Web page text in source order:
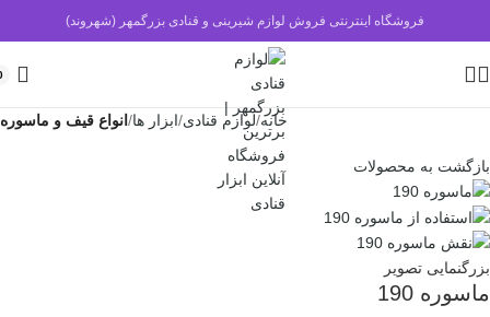
فروشگاه اینترنتی فروش لوازم شیرینی و قنادی بزرگمهر (شهروند)
خانه لوازم قنادی ابزار ها انواع قیف و ماسوره
بازگشت به محصولات
بزرگنمایی تصویر
ماسوره 190